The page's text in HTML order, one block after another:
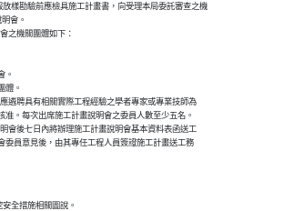
樣勘驗前應檢具施工計畫書，向受理本局委託審查之機
會。
之機關團體如下：
。
體。
應遴聘具有相關實際工程經驗之學者專家或專業技師為
核准。每次出席施工計畫說明會之委員人數至少五名。
明會後七日內將辦理施工計畫說明會基本資料表函送工
會委員意見後，由其專任工程人員簽證施工計畫送工務
全措施相關圖說。